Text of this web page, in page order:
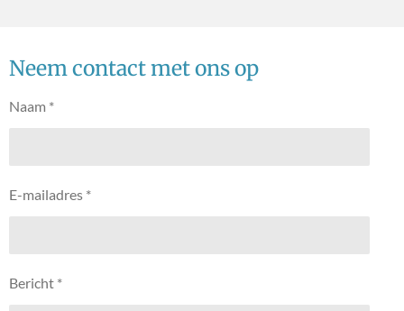
Neem contact met ons op
Naam *
E-mailadres *
Bericht *